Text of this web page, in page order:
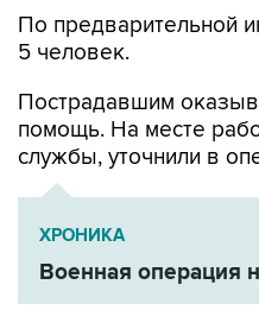
По предварительной
5 человек.
Пострадавшим
помощь. На месте
службы, уточнили в
ХРОНИКА
Военная операция